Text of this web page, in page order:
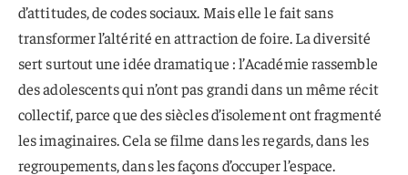
d’attitudes, de codes sociaux. Mais elle le fait sans
transformer l’altérité en attraction de foire. La diversité
sert surtout une idée dramatique : l’Académie rassemble
des adolescents qui n’ont pas grandi dans un même récit
collectif, parce que des siècles d’isolement ont fragmenté
les imaginaires. Cela se filme dans les regards, dans les
regroupements, dans les façons d’occuper l’espace.